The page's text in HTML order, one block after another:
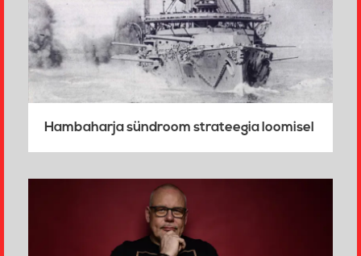
Hambaharja sündroom strateegia loomisel